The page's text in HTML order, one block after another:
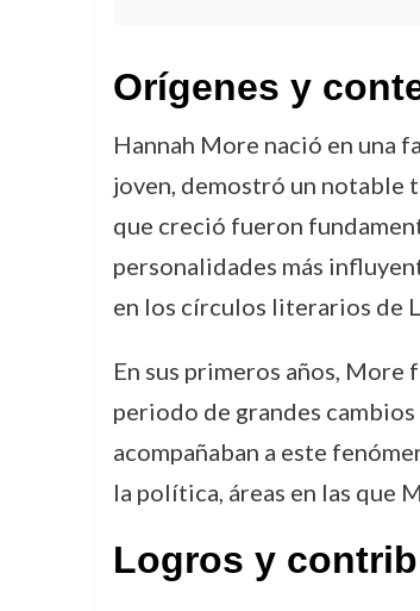
Orígenes y
Hannah More nació en una
joven, demostró un notable
que creció fueron
personalidades más
en los círculos literarios de
En sus primeros años,
periodo de grandes
acompañaban a este
la política, áreas en las que
Logros y